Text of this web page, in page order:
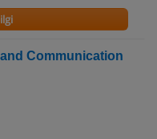
Communication